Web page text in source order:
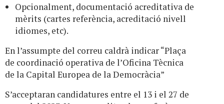
Opcionalment, documentació acreditativa de
mèrits (cartes referència, acreditació nivell
idiomes, etc).
En l’assumpte del correu caldrà indicar “Plaça
de coordinació operativa de l’Oficina Tècnica
de la Capital Europea de la Democràcia”
S’acceptaran candidatures entre el 13 i el 27 de